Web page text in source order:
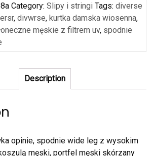
Category: Slipy i stringi Tags: diverse
, divwrse, kurtka damska wiosenna,
męskie z filtrem uv, spodnie
Description
opinie, spodnie wide leg z wysokim
męski, portfel męski skórzany